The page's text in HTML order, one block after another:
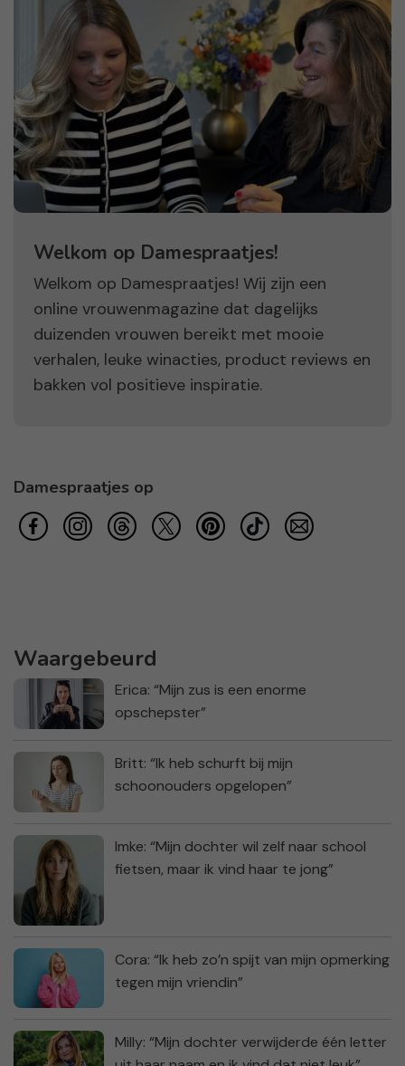
Welkom op Damespraatjes!
Welkom op Damespraatjes! Wij zijn een
online vrouwenmagazine dat dagelijks
duizenden vrouwen bereikt met mooie
verhalen, leuke winacties, product reviews en
bakken vol positieve inspiratie.
Damespraatjes op
Waargebeurd
Erica: “Mijn zus is een enorme
opschepster”
Britt: “Ik heb schurft bij mijn
schoonouders opgelopen”
Imke: “Mijn dochter wil zelf naar school
fietsen, maar ik vind haar te jong”
Cora: “Ik heb zo’n spijt van mijn opmerking
tegen mijn vriendin”
Milly: “Mijn dochter verwijderde één letter